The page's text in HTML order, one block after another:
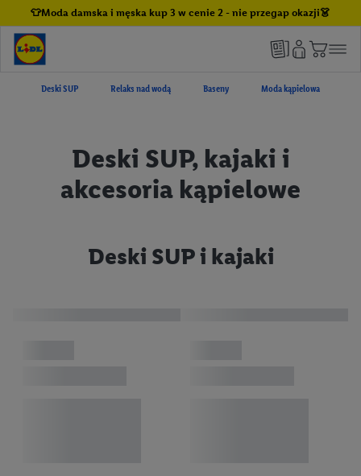
👕Moda damska i męska kup 3 w cenie 2 - nie przegap okazji👗
Deski SUP Relaks nad wodą Baseny Moda kąpielowa
Deski SUP, kajaki i
akcesoria kąpielowe
Deski SUP i kajaki